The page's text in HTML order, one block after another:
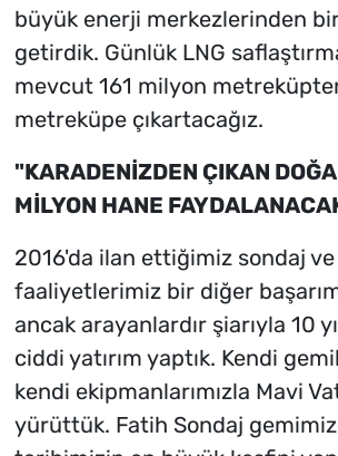
büyük enerji merkezlerinden
getirdik. Günlük LNG
mevcut 161 milyon
metreküpe çıkartacağız.
"KARADENİZDEN ÇIKAN
MİLYON HANE
2016'da ilan ettiğimiz sondaj
faaliyetlerimiz bir diğer
ancak arayanlardır şiarıyla 10
ciddi yatırım yaptık. Kendi
kendi ekipmanlarımızla Mavi
yürüttük. Fatih Sondaj